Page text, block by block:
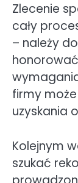
Zlecenie
cały
– należy
firmy
uzyskania
Kolejnym
szukać